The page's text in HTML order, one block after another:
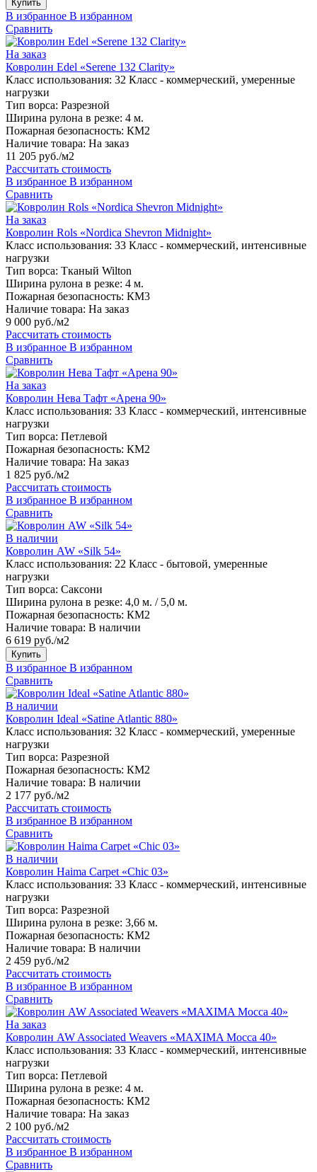
Купить
В избранное В избранном
Сравнить
На заказ
Ковролин Edel «Serene 132 Clarity»
Класс использования: 32 Класс - коммерческий, умеренные
нагрузки
Тип ворса: Разрезной
Ширина рулона в резке: 4 м.
Пожарная безопасность: КМ2
Наличие товара: На заказ
11 205 руб./м2
Рассчитать стоимость
В избранное В избранном
Сравнить
На заказ
Ковролин Rols «Nordica Shevron Midnight»
Класс использования: 33 Класс - коммерческий, интенсивные
нагрузки
Тип ворса: Тканый Wilton
Ширина рулона в резке: 4 м.
Пожарная безопасность: КМ3
Наличие товара: На заказ
9 000 руб./м2
Рассчитать стоимость
В избранное В избранном
Сравнить
На заказ
Ковролин Нева Тафт «Арена 90»
Класс использования: 33 Класс - коммерческий, интенсивные
нагрузки
Тип ворса: Петлевой
Пожарная безопасность: КМ2
Наличие товара: На заказ
1 825 руб./м2
Рассчитать стоимость
В избранное В избранном
Сравнить
В наличии
Ковролин AW «Silk 54»
Класс использования: 22 Класс - бытовой, умеренные
нагрузки
Тип ворса: Саксони
Ширина рулона в резке: 4,0 м. / 5,0 м.
Пожарная безопасность: КМ2
Наличие товара: В наличии
6 619 руб./м2
Купить
В избранное В избранном
Сравнить
В наличии
Ковролин Ideal «Satine Atlantic 880»
Класс использования: 32 Класс - коммерческий, умеренные
нагрузки
Тип ворса: Разрезной
Пожарная безопасность: КМ2
Наличие товара: В наличии
2 177 руб./м2
Рассчитать стоимость
В избранное В избранном
Сравнить
В наличии
Ковролин Haima Carpet «Chic 03»
Класс использования: 33 Класс - коммерческий, интенсивные
нагрузки
Тип ворса: Разрезной
Ширина рулона в резке: 3,66 м.
Пожарная безопасность: КМ2
Наличие товара: В наличии
2 459 руб./м2
Рассчитать стоимость
В избранное В избранном
Сравнить
На заказ
Ковролин AW Associated Weavers «MAXIMA Mocca 40»
Класс использования: 33 Класс - коммерческий, интенсивные
нагрузки
Тип ворса: Петлевой
Ширина рулона в резке: 4 м.
Пожарная безопасность: КМ2
Наличие товара: На заказ
2 100 руб./м2
Рассчитать стоимость
В избранное В избранном
Сравнить